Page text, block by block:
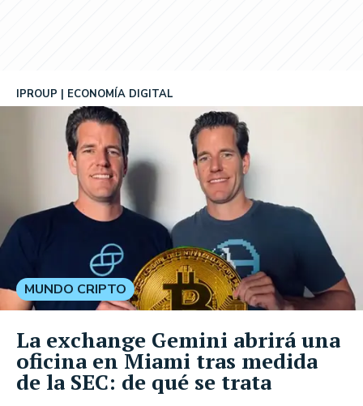
IPROUP ECONOMÍA DIGITAL
MUNDO CRIPTO
La exchange Gemini abrirá una
oficina en Miami tras medida
de la SEC: de qué se trata